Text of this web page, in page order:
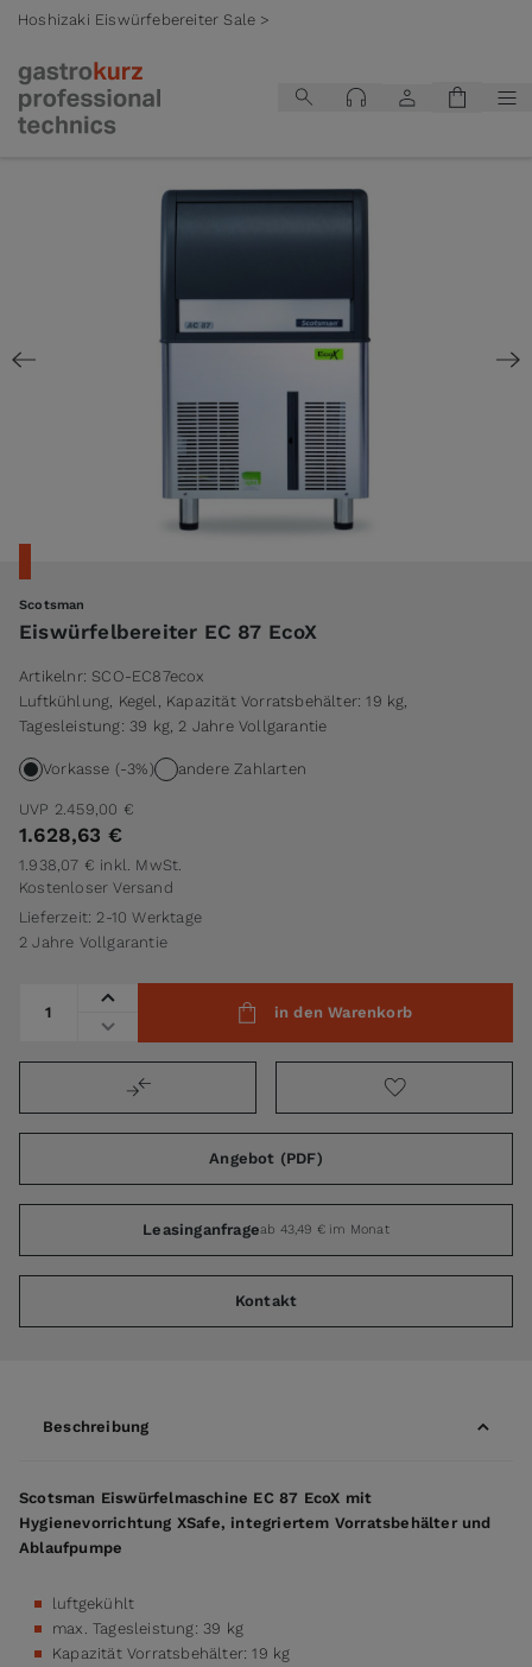
Hoshizaki Eiswürfebereiter Sale >
Scotsman
Eiswürfelbereiter EC 87 EcoX
Artikelnr: SCO-EC87ecox
Luftkühlung, Kegel, Kapazität Vorratsbehälter: 19 kg,
Tagesleistung: 39 kg, 2 Jahre Vollgarantie
Vorkasse (-3%) andere Zahlarten
UVP 2.459,00 €
1.628,63 €
1.938,07 € inkl. MwSt.
Kostenloser Versand
Lieferzeit: 2-10 Werktage
2 Jahre Vollgarantie
in den Warenkorb
Angebot (PDF)
Leasinganfrageab 43,49 € im Monat
Kontakt
Beschreibung
Scotsman Eiswürfelmaschine EC 87 EcoX mit
Hygienevorrichtung XSafe, integriertem Vorratsbehälter und
Ablaufpumpe
luftgekühlt
max. Tagesleistung: 39 kg
Kapazität Vorratsbehälter: 19 kg